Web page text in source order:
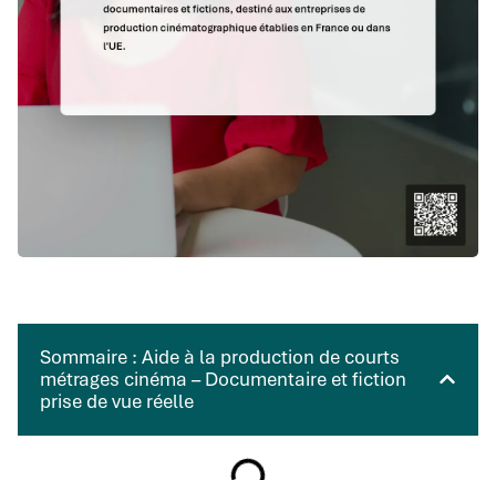
Sommaire : Aide à la production de courts
métrages cinéma – Documentaire et fiction
prise de vue réelle